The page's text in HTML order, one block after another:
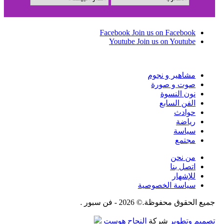
Facebook Join us on Facebook
Youtube Join us on Youtube
مشاهير و نجوم
صوت و صورة
نون النسوة
الفن السابع
حوادث
رياضة
سياسة
مجتمع
من نحن
اتصل بنا
للإشهار
سياسة الخصوصية
جميع الحقوق محفوظة.© 2026 - فن سبور .
تصميم وتطوير شركة النجاح هوست